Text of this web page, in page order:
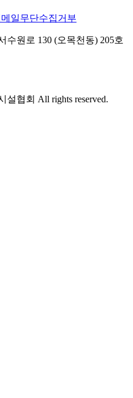
일무단수집거부
수원로 130 (오목천동) 205호
설협회 All rights reserved.